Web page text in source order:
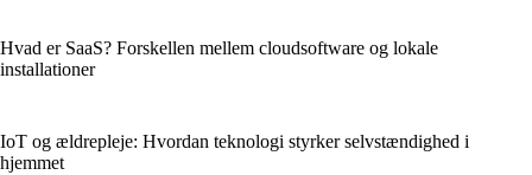
Hvad er SaaS? Forskellen mellem cloudsoftware og lokale
installationer
IoT og ældrepleje: Hvordan teknologi styrker selvstændighed i
hjemmet